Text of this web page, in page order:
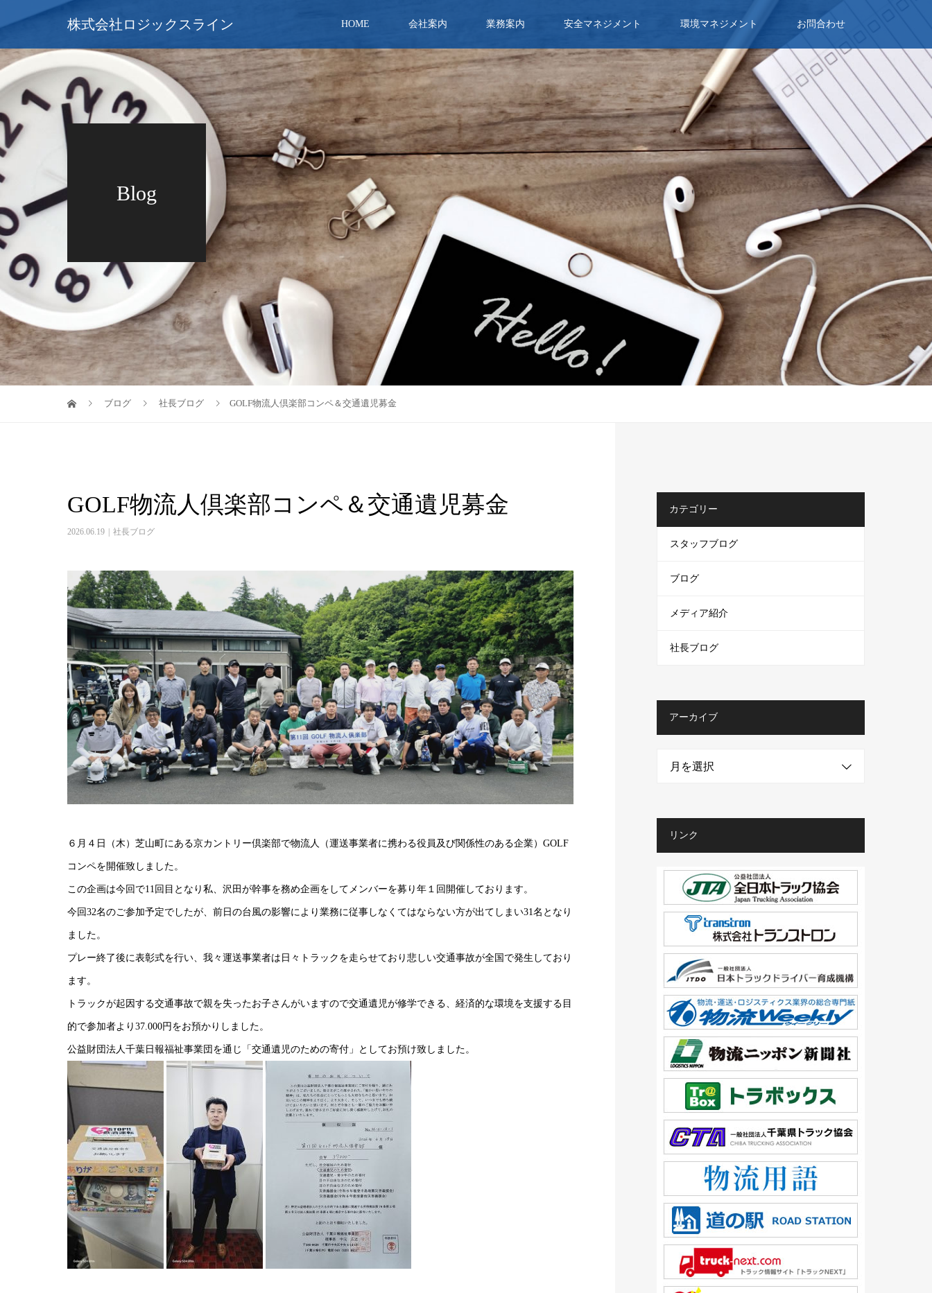
株式会社ロジックスライン HOME 会社案内 業務案内 安全マネジメント 環境マネジメント お問合わせ
Blog
ブログ 社長ブログ GOLF物流人倶楽部コンペ＆交通遺児募金
GOLF物流人倶楽部コンペ＆交通遺児募金
2026.06.19 社長ブログ
６月４日（木）芝山町にある京カントリー倶楽部で物流人（運送事業者に携わる役員及び関係性のある企業）GOLF
コンペを開催致しました。
この企画は今回で11回目となり私、沢田が幹事を務め企画をしてメンバーを募り年１回開催しております。
今回32名のご参加予定でしたが、前日の台風の影響により業務に従事しなくてはならない方が出てしまい31名となり
ました。
プレー終了後に表彰式を行い、我々運送事業者は日々トラックを走らせており悲しい交通事故が全国で発生しており
ます。
トラックが起因する交通事故で親を失ったお子さんがいますので交通遺児が修学できる、経済的な環境を支援する目
的で参加者より37.000円をお預かりしました。
公益財団法人千葉日報福祉事業団を通じ「交通遺児のための寄付」としてお預け致しました。
カテゴリー
スタッフブログ
ブログ
メディア紹介
社長ブログ
アーカイブ
月を選択
リンク